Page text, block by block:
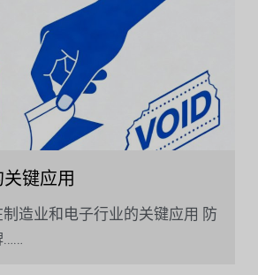
键应用
造业和电子行业的关键应用 防
……